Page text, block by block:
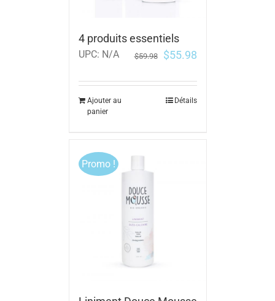
4 produits essentiels
UPC: N/A $59.98 $55.98
Ajouter au
panier
Détails
Promo !